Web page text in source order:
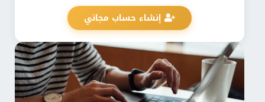
إنشاء حساب مجاني